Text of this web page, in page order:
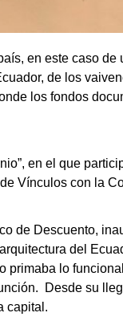
en este caso
de los
los fondos
en el que
Vínculos con la
de Descuento,
del
lo
Desde su
capital.